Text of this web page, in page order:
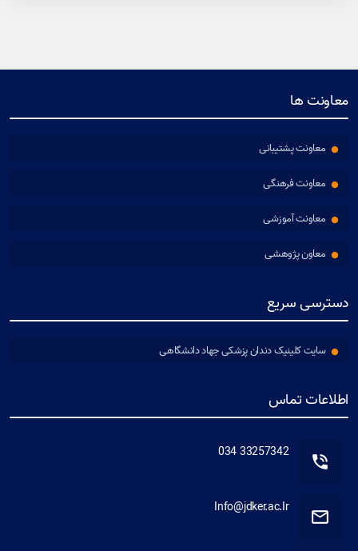
معاونت ها
معاونت پشتیبانی
معاونت فرهنگی
معاونت آموزشی
معاون پژوهشی
دسترسی سریع
سایت کلینیک دندان پزشکی جهاد دانشگاهی
اطلاعات تماس
33257342 034
Info@jdker.ac.Ir